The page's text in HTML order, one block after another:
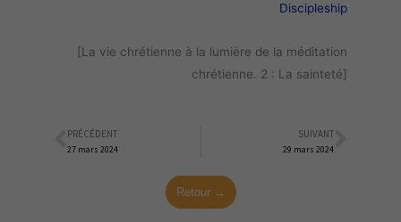
Discipleship
[La vie chrétienne à la lumière de la méditation
chrétienne. 2 : La sainteté]
Précédent
PRÉCÉDENT
27 mars 2024
SUIVANT
29 mars 2024
Retour →